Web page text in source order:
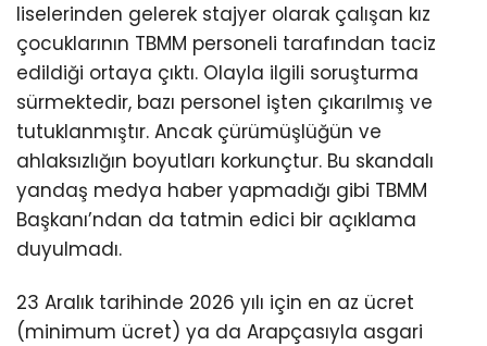
liselerinden gelerek stajyer olarak çalışan kız
çocuklarının TBMM personeli tarafından taciz
edildiği ortaya çıktı. Olayla ilgili soruşturma
sürmektedir, bazı personel işten çıkarılmış ve
tutuklanmıştır. Ancak çürümüşlüğün ve
ahlaksızlığın boyutları korkunçtur. Bu skandalı
yandaş medya haber yapmadığı gibi TBMM
Başkanı’ndan da tatmin edici bir açıklama
duyulmadı.
23 Aralık tarihinde 2026 yılı için en az ücret
(minimum ücret) ya da Arapçasıyla asgari